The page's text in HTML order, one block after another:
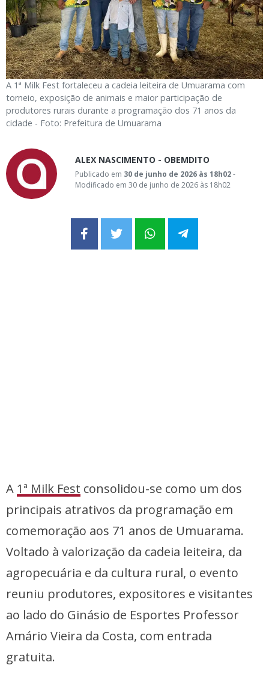
A 1ª Milk Fest fortaleceu a cadeia leiteira de Umuarama com
torneio, exposição de animais e maior participação de
produtores rurais durante a programação dos 71 anos da
cidade - Foto: Prefeitura de Umuarama
ALEX NASCIMENTO - OBEMDITO
Publicado em 30 de junho de 2026 às 18h02-
Modificado em 30 de junho de 2026 às 18h02
A 1ª Milk Fest consolidou-se como um dos
principais atrativos da programação em
comemoração aos 71 anos de Umuarama.
Voltado à valorização da cadeia leiteira, da
agropecuária e da cultura rural, o evento
reuniu produtores, expositores e visitantes
ao lado do Ginásio de Esportes Professor
Amário Vieira da Costa, com entrada
gratuita.